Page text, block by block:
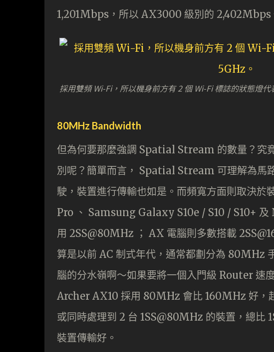
1,201Mbps，所以 AX3000 級別的 2,402Mbps
採用雙頻 Wi-Fi，所以機身前方有 2 個 Wi-Fi 標誌的狀態燈代
80MHz Bandwidth
但為何要那麼強調 Spatial Stream 的數量？究
別呢？簡單而言， Spatial Stream 可理解為馬
駛，裝置進行傳輸也如是。而頻寬方面則取決於
Pro 、 Samsung Galaxy S10e / S10 / S10+ 及
用 2SS@80MHz ； AX 電腦則多數搭載
算是以前 AC 制式年代，通常都劃分為 80MHz
腦的分水嶺啊～如果要將一個入門級 Router
Archer AX10 採用 80MHz 會比 160MHz 好，
或同時處理到 2 台 1SS@80MHz 的裝置，總比
裝置傳輸好。